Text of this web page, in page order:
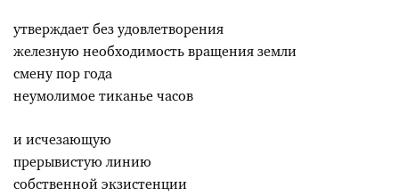
утверждает без удовлетворения
железную необходимость вращения земли
смену пор года
неумолимое тиканье часов
и исчезающую
прерывистую линию
собственной экзистенции